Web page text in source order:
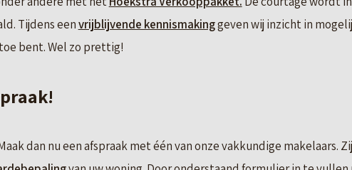
Tijdens eenvrijblijvende kennismakinggeven wij inzicht in
bent. Wel zo prettig!
dan nu een afspraak met één van onze vakkundige makelaars.